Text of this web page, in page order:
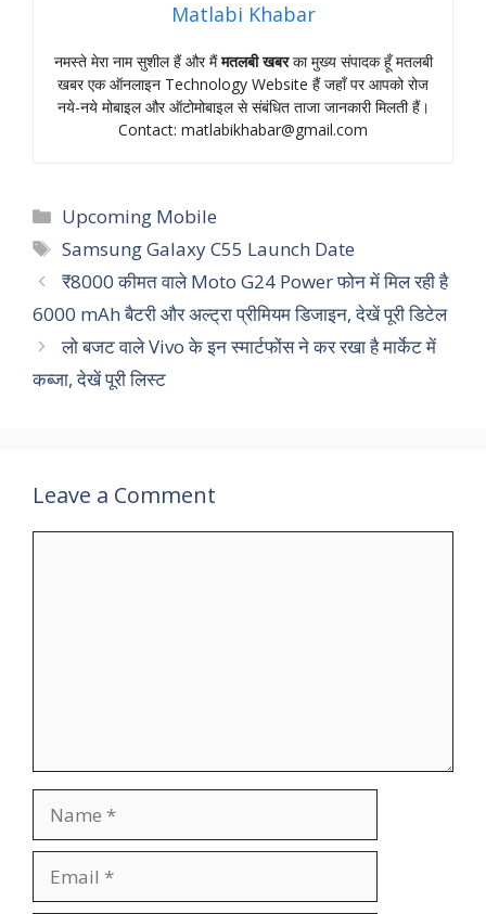
Matlabi Khabar
नमस्‍ते मेरा नाम सुशील हैं और मैंमतलबी खबरका मुख्‍य संपादक हूँ मतलबी
खबर एक ऑनलाइन Technology Website हैं जहॉं पर आपको रोज
नये-नये मोबाइल और ऑटोमोबाइल से संबंधित ताजा जानकारी मिलती हैं।
Contact: matlabikhabar@gmail.com
Categories
Upcoming Mobile
Tags
Samsung Galaxy C55 Launch Date
₹8000 कीमत वाले Moto G24 Power फोन में मिल रही है
6000 mAh बैटरी और अल्ट्रा प्रीमियम डिजाइन, देखें पूरी डिटेल
लो बजट वाले Vivo के इन स्मार्टफोंस ने कर रखा है मार्केट में
कब्जा, देखें पूरी लिस्ट
Leave a Comment